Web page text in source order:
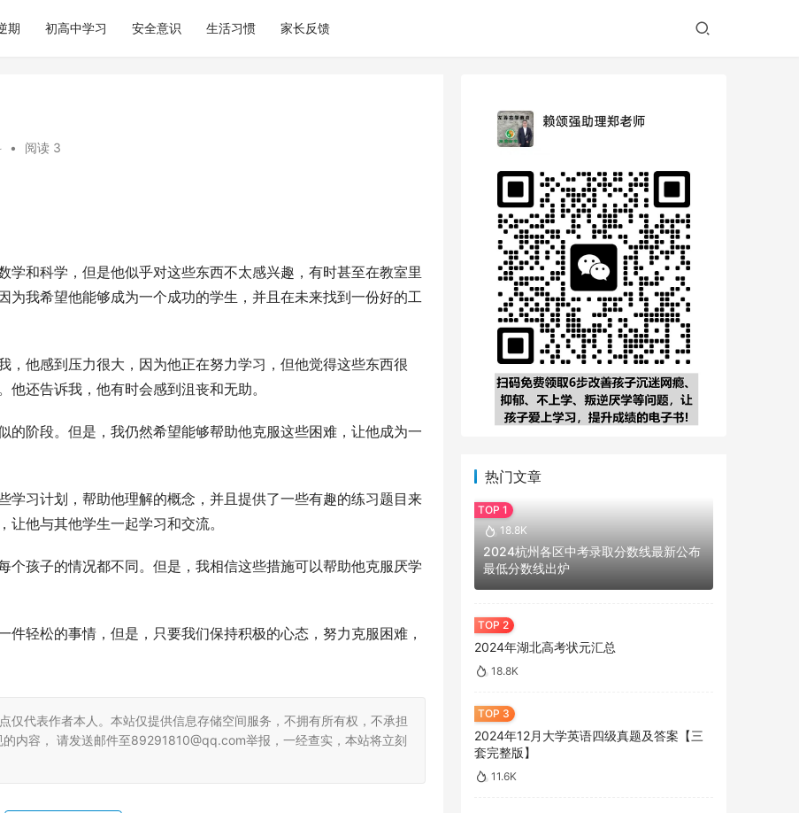
期 初高中学习 安全意识 生活习惯 家长反馈
• 阅读 3
学和科学，但是他似乎对这些东西不太感兴趣，有时甚至在教室里
为我希望他能够成为一个成功的学生，并且在未来找到一份好的工
，他感到压力很大，因为他正在努力学习，但他觉得这些东西很
还告诉我，他有时会感到沮丧和无助。
的阶段。但是，我仍然希望能够帮助他克服这些困难，让他成为一
学习计划，帮助他理解的概念，并且提供了一些有趣的练习题目来
他与其他学生一起学习和交流。
个孩子的情况都不同。但是，我相信这些措施可以帮助他克服厌学
轻松的事情，但是，只要我们保持积极的心态，努力克服困难，
仅代表作者本人。本站仅提供信息存储空间服务，不拥有所有权，不承担
内容， 请发送邮件至89291810@qq.com举报，一经查实，本站将立刻
热门文章
18.8K
2024杭州各区中考录取分数线最新公布
最低分数线出炉
2024年湖北高考状元汇总
18.8K
2024年12月大学英语四级真题及答案【三
套完整版】
11.6K